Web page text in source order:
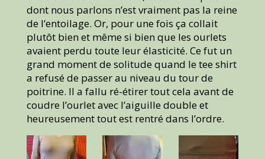
dont nous parlons n’est vraiment pas la reine
de l’entoilage. Or, pour une fois ça collait
plutôt bien et même si bien que les ourlets
avaient perdu toute leur élasticité. Ce fut un
grand moment de solitude quand le tee shirt
a refusé de passer au niveau du tour de
poitrine. Il a fallu ré-étirer tout cela avant de
coudre l’ourlet avec l’aiguille double et
heureusement tout est rentré dans l’ordre.